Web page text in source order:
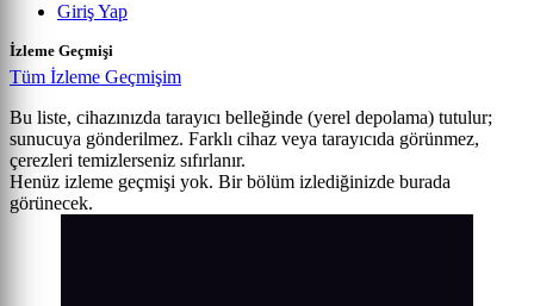
Giriş Yap
İzleme Geçmişi
Tüm İzleme Geçmişim
Bu liste, cihazınızda tarayıcı belleğinde (yerel depolama) tutulur;
sunucuya gönderilmez. Farklı cihaz veya tarayıcıda görünmez,
çerezleri temizlerseniz sıfırlanır.
Henüz izleme geçmişi yok. Bir bölüm izlediğinizde burada
görünecek.